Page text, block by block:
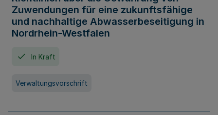
Zuwendungen für eine zukunftsfähige
und nachhaltige Abwasserbeseitigung in
Nordrhein-Westfalen
In Kraft
Verwaltungsvorschrift